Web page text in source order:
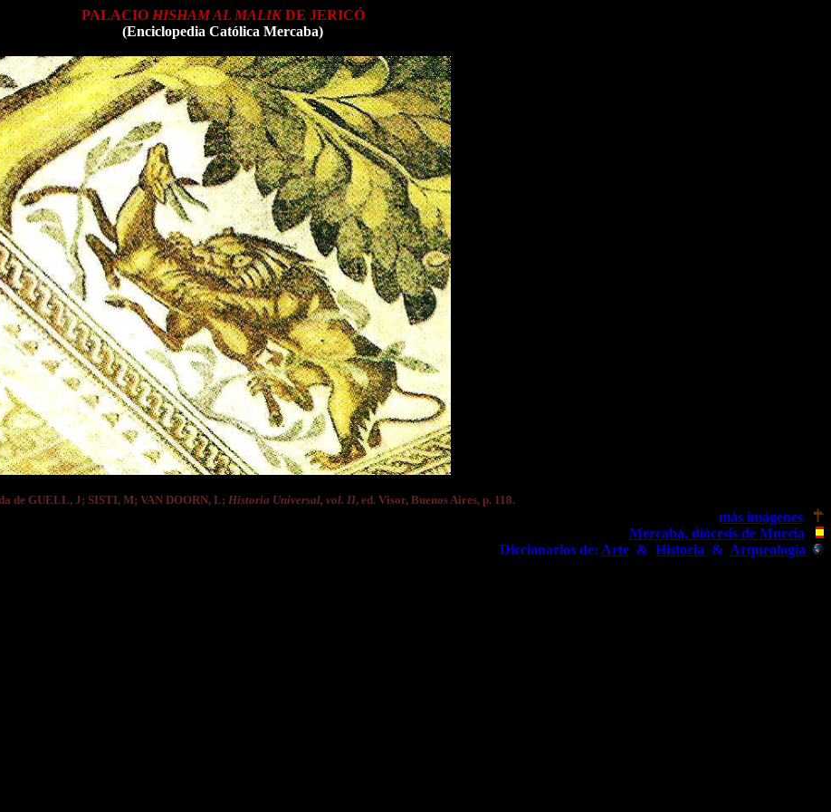
PALACIO HISHAM AL MALIKDE JERICÓ
(Enciclopedia Católica Mercaba)
de GUELL, J; SISTI, M; VAN DOORN, L; Historia Universal, vol. II, ed. Visor, Buenos Aires, p. 118.
más imágenes
Mercabá, diócesis de Murcia
Diccionarios de: Arte & Historia & Arqueología